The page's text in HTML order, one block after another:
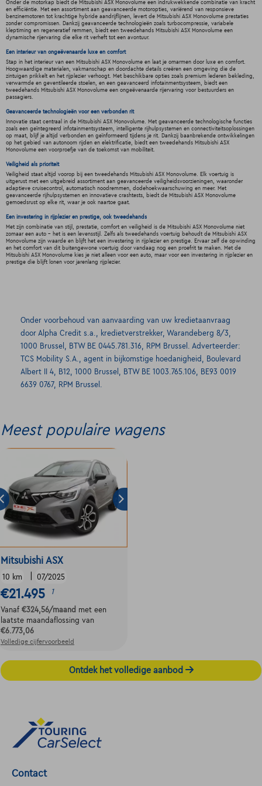
Onder de motorkap biedt de Mitsubishi ASX Monovolume een indrukwekkende combinatie van kracht
en efficiëntie. Met een assortiment aan geavanceerde motoropties, variërend van responsieve
benzinemotoren tot krachtige hybride aandrijflijnen, levert de Mitsubishi ASX Monovolume prestaties
zonder compromissen. Dankzij geavanceerde technologieën zoals turbocompressie, variabele
kleptiming en regeneratief remmen, biedt een tweedehands Mitsubishi ASX Monovolume een
dynamische rijervaring die elke rit verheft tot een avontuur.
Een interieur van ongeëvenaarde luxe en comfort
Stap in het interieur van een Mitsubishi ASX Monovolume en laat je omarmen door luxe en comfort.
Hoogwaardige materialen, vakmanschap en doordachte details creëren een omgeving die de
zintuigen prikkelt en het rijplezier verhoogt. Met beschikbare opties zoals premium lederen bekleding,
verwarmde en geventileerde stoelen, en een geavanceerd infotainmentsysteem, biedt een
tweedehands Mitsubishi ASX Monovolume een ongeëvenaarde rijervaring voor bestuurders en
passagiers.
Geavanceerde technologieën voor een verbonden rit
Innovatie staat centraal in de Mitsubishi ASX Monovolume. Met geavanceerde technologische functies
zoals een geïntegreerd infotainmentsysteem, intelligente rijhulpsystemen en connectiviteitsoplossingen
op maat, blijf je altijd verbonden en geïnformeerd tijdens je rit. Dankzij baanbrekende ontwikkelingen
op het gebied van autonoom rijden en elektrificatie, biedt een tweedehands Mitsubishi ASX
Monovolume een voorproefje van de toekomst van mobiliteit.
Veiligheid als prioriteit
Veiligheid staat altijd voorop bij een tweedehands Mitsubishi ASX Monovolume. Elk voertuig is
uitgerust met een uitgebreid assortiment aan geavanceerde veiligheidsvoorzieningen, waaronder
adaptieve cruisecontrol, automatisch noodremmen, dodehoekwaarschuwing en meer. Met
geavanceerde rijhulpsystemen en innovatieve crashtests, biedt de Mitsubishi ASX Monovolume
gemoedsrust op elke rit, waar je ook naartoe gaat.
Een investering in rijplezier en prestige, ook tweedehands
Met zijn combinatie van stijl, prestatie, comfort en veiligheid is de Mitsubishi ASX Monovolume niet
zomaar een auto - het is een levensstijl. Zelfs als tweedehands voertuig behoudt de Mitsubishi ASX
Monovolume zijn waarde en blijft het een investering in rijplezier en prestige. Ervaar zelf de opwinding
en het comfort van dit buitengewone voertuig door vandaag nog een proefrit te maken. Met de
Mitsubishi ASX Monovolume kies je niet alleen voor een auto, maar voor een investering in rijplezier en
prestige die blijft lonen voor jarenlang rijplezier.
Onder voorbehoud van aanvaarding van uw kredietaanvraag
door Alpha Credit s.a., kredietverstrekker, Warandeberg 8/3,
1000 Brussel, BTW BE 0445.781.316, RPM Brussel. Adverteerder:
TCS Mobility S.A., agent in bijkomstige hoedanigheid, Boulevard
Albert II 4, B12, 1000 Brussel, BTW BE 1003.765.106, BE93 0019
6639 0767, RPM Brussel.
Meest populaire wagens
Mitsubishi ASX
10 km 07/2025
€21.495 1
Vanaf €324,56/maand met een
laatste maandaflossing van
€6.773,06
Volledige cijfervoorbeeld
Ontdek het volledige aanbod
Contact